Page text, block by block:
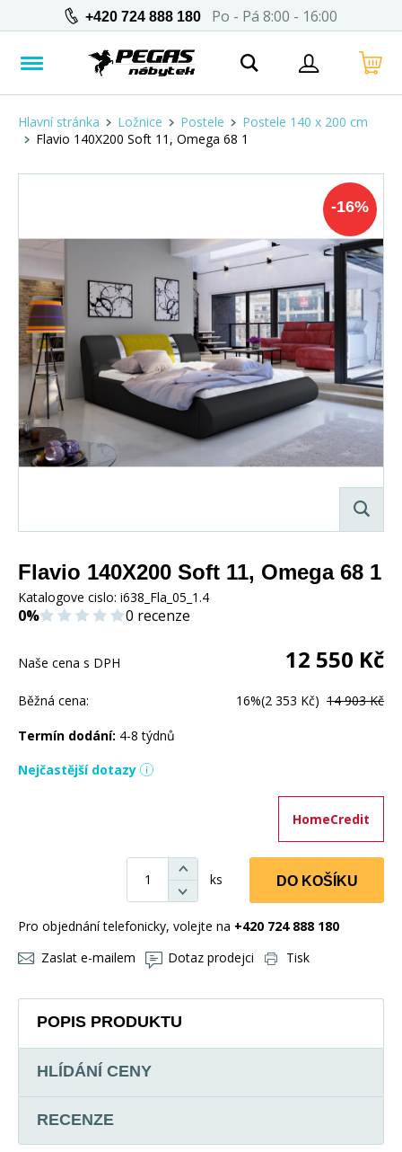
+420 724 888 180 Po - Pá 8:00 - 16:00
Hlavní stránka Ložnice Postele
Postele 140 x 200 cm
Flavio 140X200 Soft 11, Omega 68 1
-16%
Flavio 140X200 Soft 11, Omega 68 1
Katalogove cislo: i638_Fla_05_1.4
0% 0 recenze
Naše cena s DPH 12 550 Kč
Běžná cena: 16%(2 353 Kč) 14 903 Kč
Termín dodání: 4-8 týdnů
Nejčastější dotazy
HomeCredit
ks DO KOŠÍKU
Pro objednání telefonicky, volejte na +420 724 888 180
Zaslat e-mailem
Dotaz prodejci Tisk
POPIS PRODUKTU
HLÍDÁNÍ CENY
RECENZE